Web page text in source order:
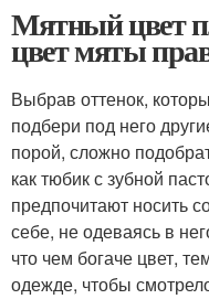
Мятный цвет
цвет мяты
Выбрав оттенок,
подбери под него
порой, сложно
как тюбик с зубной
предпочитают носить
себе, не одеваясь в
что чем богаче цвет,
одежде, чтобы